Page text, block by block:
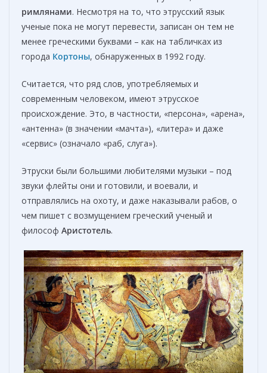
римлянами. Несмотря на то, что этрусский язык
ученые пока не могут перевести, записан он тем не
менее греческими буквами – как на табличках из
города Кортоны, обнаруженных в 1992 году.
Считается, что ряд слов, употребляемых и
современным человеком, имеют этрусское
происхождение. Это, в частности, «персона», «арена»,
«антенна» (в значении «мачта»), «литера» и даже
«сервис» (означало «раб, слуга»).
Этруски были большими любителями музыки – под
звуки флейты они и готовили, и воевали, и
отправлялись на охоту, и даже наказывали рабов, о
чем пишет с возмущением греческий ученый и
философ Аристотель.